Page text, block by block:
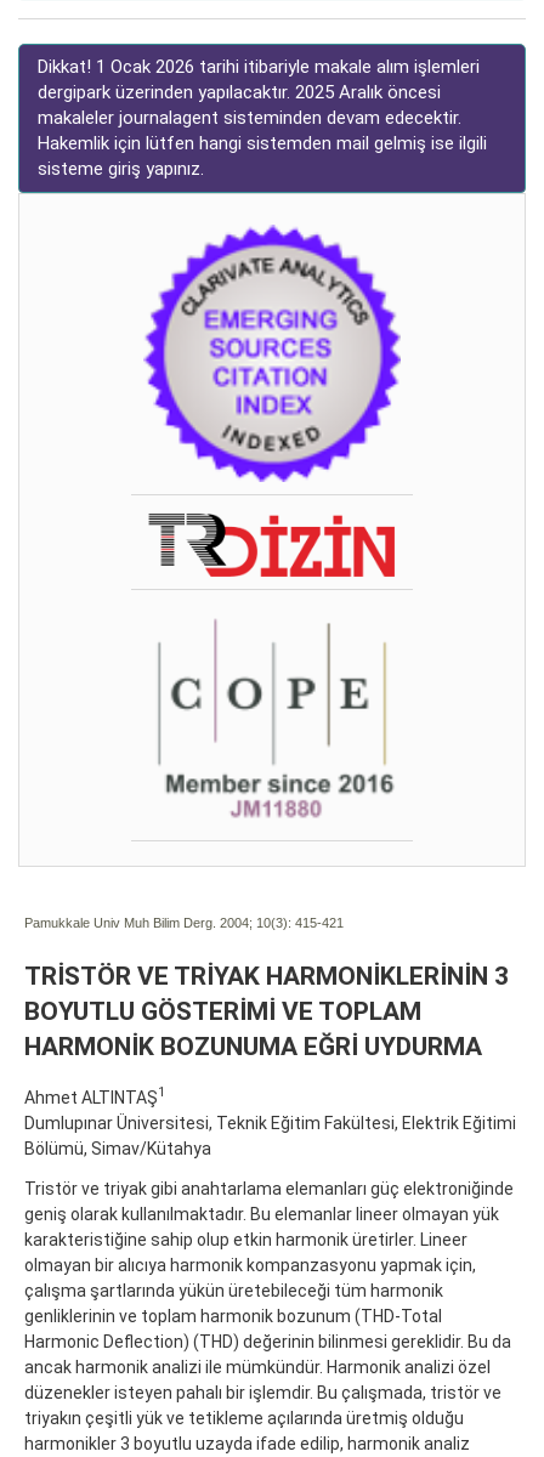
Dikkat! 1 Ocak 2026 tarihi itibariyle makale alım işlemleri
dergipark üzerinden yapılacaktır. 2025 Aralık öncesi
makaleler journalagent sisteminden devam edecektir.
Hakemlik için lütfen hangi sistemden mail gelmiş ise ilgili
sisteme giriş yapınız.
Pamukkale Univ Muh Bilim Derg. 2004; 10(3): 415-421
TRİSTÖR VE TRİYAK HARMONİKLERİNİN 3
BOYUTLU GÖSTERİMİ VE TOPLAM
HARMONİK BOZUNUMA EĞRİ UYDURMA
Ahmet ALTINTAŞ1
Dumlupınar Üniversitesi, Teknik Eğitim Fakültesi, Elektrik Eğitimi
Bölümü, Simav/Kütahya
Tristör ve triyak gibi anahtarlama elemanları güç elektroniğinde
geniş olarak kullanılmaktadır. Bu elemanlar lineer olmayan yük
karakteristiğine sahip olup etkin harmonik üretirler. Lineer
olmayan bir alıcıya harmonik kompanzasyonu yapmak için,
çalışma şartlarında yükün üretebileceği tüm harmonik
genliklerinin ve toplam harmonik bozunum (THD-Total
Harmonic Deflection) (THD) değerinin bilinmesi gereklidir. Bu da
ancak harmonik analizi ile mümkündür. Harmonik analizi özel
düzenekler isteyen pahalı bir işlemdir. Bu çalışmada, tristör ve
triyakın çeşitli yük ve tetikleme açılarında üretmiş olduğu
harmonikler 3 boyutlu uzayda ifade edilip, harmonik analiz